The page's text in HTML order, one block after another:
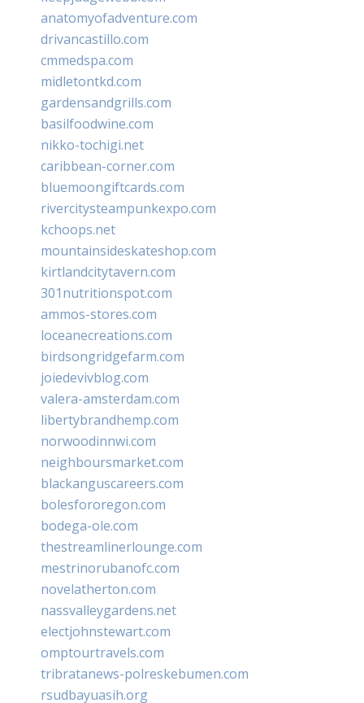
anatomyofadventure.com
drivancastillo.com
cmmedspa.com
midletontkd.com
gardensandgrills.com
basilfoodwine.com
nikko-tochigi.net
caribbean-corner.com
bluemoongiftcards.com
rivercitysteampunkexpo.com
kchoops.net
mountainsideskateshop.com
kirtlandcitytavern.com
301nutritionspot.com
ammos-stores.com
loceanecreations.com
birdsongridgefarm.com
joiedevivblog.com
valera-amsterdam.com
libertybrandhemp.com
norwoodinnwi.com
neighboursmarket.com
blackanguscareers.com
bolesfororegon.com
bodega-ole.com
thestreamlinerlounge.com
mestrinorubanofc.com
novelatherton.com
nassvalleygardens.net
electjohnstewart.com
omptourtravels.com
tribratanews-polreskebumen.com
rsudbayuasih.org